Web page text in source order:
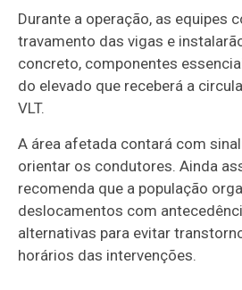
Durante a operação, as equipes
travamento das vigas e
concreto, componentes
do elevado que receberá a
VLT.
A área afetada contará com
orientar os condutores. Ainda
recomenda que a população
deslocamentos com
alternativas para evitar
horários das intervenções.